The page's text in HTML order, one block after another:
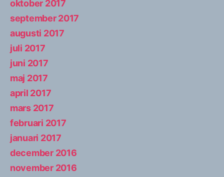
oktober 2017
september 2017
augusti 2017
juli 2017
juni 2017
maj 2017
april 2017
mars 2017
februari 2017
januari 2017
december 2016
november 2016